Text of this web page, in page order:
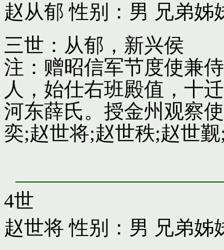
赵从郁 性别：男 兄弟姊
三世：从郁，新兴侯
注：赠昭信军节度使兼
人，始仕右班殿值，十
河东薛氏。授金州观察
奕;赵世将;赵世秩;赵世
4世
赵世将 性别：男 兄弟姊